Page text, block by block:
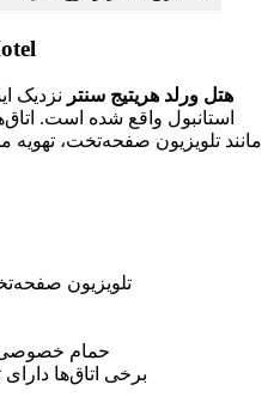
هتل ورلد هریتیج سنتر نزدیک
استانبول واقع شده است.
مانند تلویزیون صفحه‌تخت،
تلویزیون
حمام خصوصی
برخی اتاق‌ها